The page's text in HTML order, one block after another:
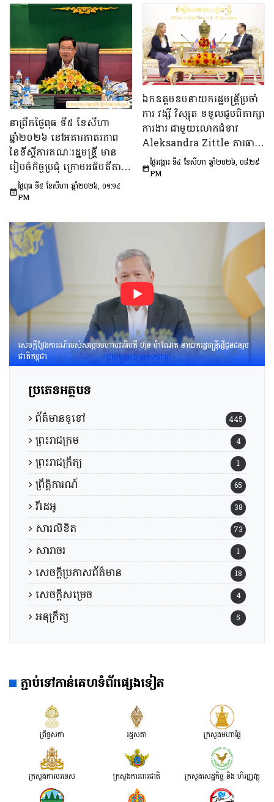
ប្រធាន និងជាប្រធាន​ក្រុម​ការងារ​
ទី៣នៃក្រុមប្រឹក្សាអ្នកច្បាប់ និង
ឯកឧត្តម ចែម ផល្លា អនុប្រធាន​
និង​ជា​ប្រធាន​ក្រុមការងារទី៣នៃ
ក្រុមប្រឹក្សាសេដ្ឋកិច្ច សង្គមកិច្ច
និង​វប្បធម៌ ដើម្បីពិនិត្យ​និង​
ពិភាក្សា​លើ «សេចក្តីព្រាង
ផែនការ​សកម្មភាពជាតិ​​ស្ដីពី​ការ
បង្ការទប់ស្កាត់​អាពាហ៍ពិពាហ៍​
នៅវ័យក្មេង​និងការ​មាន​ផ្ទៃពោះ​
នៅ​វ័យជំទង់​នៅកម្ពុជា
ឆ្នាំ២០២៦-២០៣០»។
នាព្រឹកថ្ងៃពុធ ទី៥ ខែសីហា
ឆ្នាំ២០២៦ នៅអគារភាតរភាព
នៃទីស្តីការគណៈរដ្ឋមន្រ្តី មាន
រៀបចំកិច្ចប្រជុំ ក្រោមអធិបតីភាព
ឯកឧត្តម ឆឺយ រឿន រដ្ឋលេខាធិ
ការ​ទីស្តីការគណៈរដ្ឋមន្ត្រី ដើម្បី
ព្រាង​គំរូ​របាយការណ៍​សង្ខេប​ស្ដីពី​
វឌ្ឍនភាព​និងសមិទ្ធផល​សំខាន់ៗ​
របស់​រាជរដ្ឋាភិបាល​នៃ​
ព្រះរាជាណាចក្រកម្ពុជា។
ថ្ងៃពុធ ទី៥ ខែសីហា ឆ្នាំ២០២៦, ០១:១៤
PM
ឯកឧត្តមឧបនាយករដ្ឋមន្ត្រីប្រចាំ
ការ វង្សី វិស្សុត ទទួលជួបពិភាក្សា
ការងារ ជាមួយលោកជំទាវ
Aleksandra Zittle ភារធារី
ស្តីទីនៃស្ថានទូតសហរដ្ឋអាម៉េរិក
ប្រចាំកម្ពុជា
ថ្ងៃអង្គារ ទី៤ ខែសីហា ឆ្នាំ២០២៦, ០៨:២៩
PM
សេចក្តីថ្លែងការណ៍របស់សម្តេចមហាបវរធិបតី ហ៊ុន ម៉ាណែត នាយករដ្ឋមន្រ្តីផ្ញើជូនជនរួម
ជាតិកម្ពុជា
ប្រភេទអត្ថបទ
ព័ត៌មានទូទៅ 445
ព្រះរាជក្រម 4
ព្រះរាជក្រឹត្យ 1
ព្រឹត្តិការណ៍ 65
វីដេអូ 38
សារលិខិត 73
សារាចរ 1
សេចក្តីប្រកាសព័ត៌មាន 18
សេចក្តីសម្រេច 4
អនុក្រឹត្យ 5
ភ្ជាប់ទៅកាន់គេហទំព័រផ្សេងទៀត
ព្រឹទ្ធសភា រដ្ឋសភា ក្រសួងមហាផ្ទៃ
ក្រសួងការបរទេស ក្រសួងការពារជាតិ ក្រសួង​សេដ្ឋកិច្ច និង ហិរញ្ញវត្ថុ